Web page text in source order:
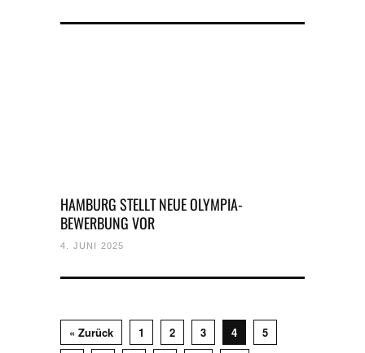
HAMBURG STELLT NEUE OLYMPIA-
BEWERBUNG VOR
4. JUNI 2025
« Zurück 1 2 3 4
5